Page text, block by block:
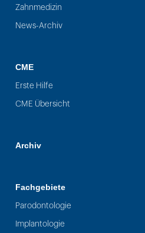
Zahnmedizin
News-Archiv
CME
Erste Hilfe
CME Übersicht
Archiv
Fachgebiete
Parodontologie
Implantologie